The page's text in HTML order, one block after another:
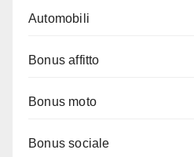
Automobili
Bonus affitto
Bonus moto
Bonus sociale